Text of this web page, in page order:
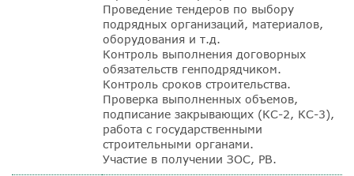
Проведение тендеров по выбору
подрядных организаций, материалов,
оборудования и т.д.
Контроль выполнения договорных
обязательств генподрядчиком.
Контроль сроков строительства.
Проверка выполненных объемов,
подписание закрывающих (КС-2, КС-3),
работа с государственными
строительными органами.
Участие в получении ЗОС, РВ.